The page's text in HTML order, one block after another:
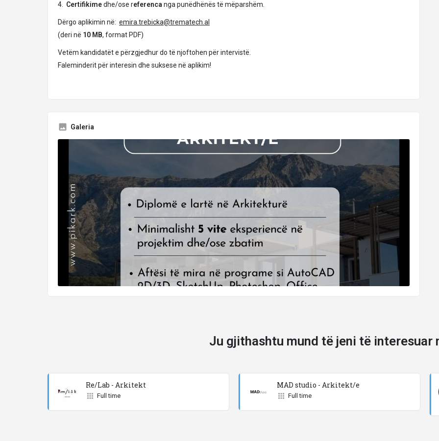
Certifikimedhe/ose referenca nga punëdhënës të mëparshëm.
Dërgo aplikimin në: emira.trebicka@trematech.al
(deri në 10 MB, format PDF)
Vetëm kandidatët e përzgjedhur do të njoftohen për intervistë.
Faleminderit për interesin dhe suksese në aplikim!
Galeria
Ju gjithashtu mund të jeni të interesuar
Re/Lab - Arkitekt
Full time
MAD studio - Arkitekt/e
Full time